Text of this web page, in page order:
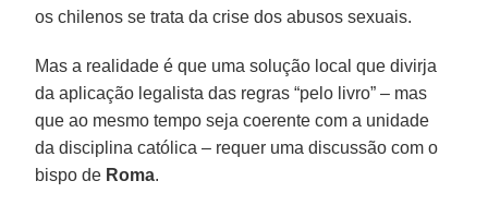
os chilenos se trata da crise dos abusos sexuais.
Mas a realidade é que uma solução local que divirja
da aplicação legalista das regras “pelo livro” – mas
que ao mesmo tempo seja coerente com a unidade
da disciplina católica – requer uma discussão com o
bispo de Roma.